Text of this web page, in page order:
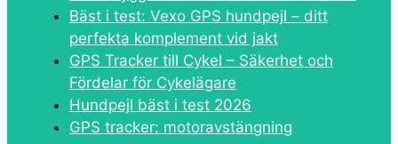
Bäst i test: Vexo GPS hundpejl – ditt
perfekta komplement vid jakt
GPS Tracker till Cykel – Säkerhet och
Fördelar för Cykelägare
Hundpejl bäst i test 2026
GPS tracker: motoravstängning